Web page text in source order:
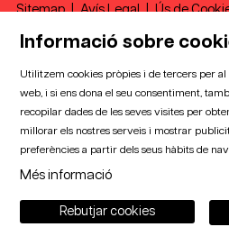
Sitemap | Avís Legal | Ús de
Amb el
Amb la
Informació sobre
Utilitzem cookies pròpies i de tercers per
web, i si ens dona el seu consentiment,
recopilar dades de les seves visites per
millorar els nostres serveis i mostrar
preferències a partir dels seus hàbits de
Més informació
Rebutjar cookies